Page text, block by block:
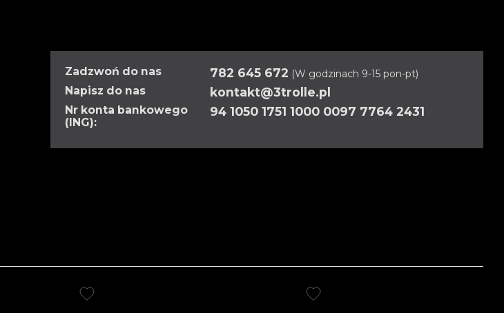
Zadzwoń do nas 782 645 672 (W godzinach 9-15 pon-pt)
Napisz do nas kontakt@3trolle.pl
Nr konta bankowego
(ING):
94 1050 1751 1000 0097 7764 2431